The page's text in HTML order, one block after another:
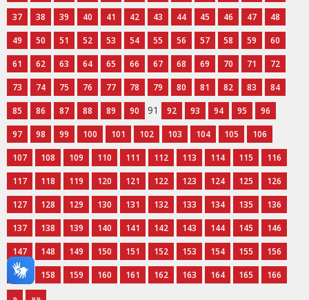
37
38 39 40 41 42 43 44 45 46 47
48
49
50 51 52 53 54 55 56 57 58 59
60
61
62 63 64 65 66 67 68 69 70 71
72
73
74 75 76 77 78 79 80 81 82 83
84
85
86 87 88 89 90 91 92 93 94 95
96
97
98 99 100 101 102 103 104 105
106
107
108 109 110 111 112 113 114 115
116
117
118 119 120 121 122 123 124 125
126
127
128 129 130 131 132 133 134 135
136
137
138 139 140 141 142 143 144 145
146
147
148 149 150 151 152 153 154 155
156
157
158 159 160 161 162 163 164 165
166